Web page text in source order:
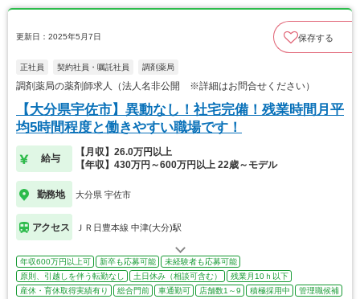
更新日：2025年5月7日 保存する
正社員 契約社員・嘱託社員 調剤薬局
調剤薬局の薬剤師求人（法人名非公開 ※詳細はお問合せください）
【大分県宇佐市】異動なし！社宅完備！残業時間月平
均5時間程度と働きやすい職場です！
給与
【月収】26.0万円以上
【年収】430万円～600万円以上 22歳～モデル
勤務地 大分県 宇佐市
アクセス ＪＲ日豊本線 中津(大分)駅
年収600万円以上可 新卒も応募可能
未経験者も応募可能
原則、引越しを伴う転勤なし
土日休み（相談可含む）
残業月10ｈ以下
産休・育休取得実績有り
総合門前 車通勤可 店舗数1～9 積極採用中
管理職候補